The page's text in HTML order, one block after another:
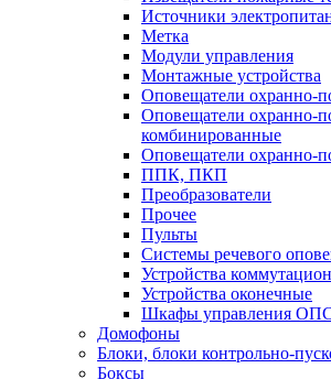
Источники
Метка
Модули управления
Монтажные устройства
Оповещатели охранно-
Оповещатели охранно-
комбинированные
Оповещатели охранно-
ППК, ПКП
Преобразователи
Прочее
Пульты
Системы речевого
Устройства
Устройства оконечные
Шкафы управления
Домофоны
Блоки, блоки контрольно-
Боксы